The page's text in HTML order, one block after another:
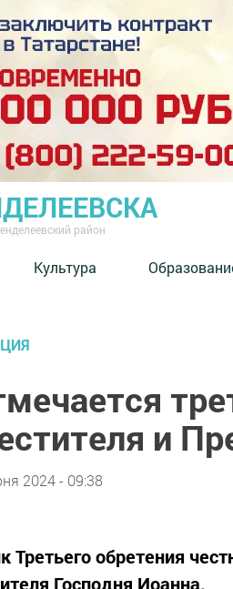
район
Культура
и
2024 - 09:38
обретения
Господня Иоанна.